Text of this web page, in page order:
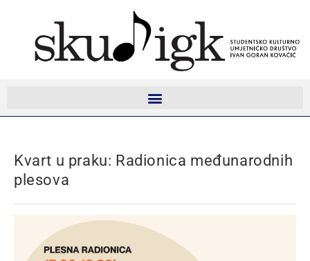
Kvart u praku: Radionica međunarodnih
plesova